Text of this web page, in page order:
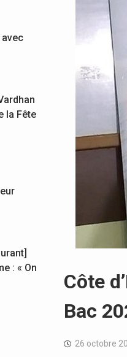
Côte
Bac
26 octobre
la Fête
: « On